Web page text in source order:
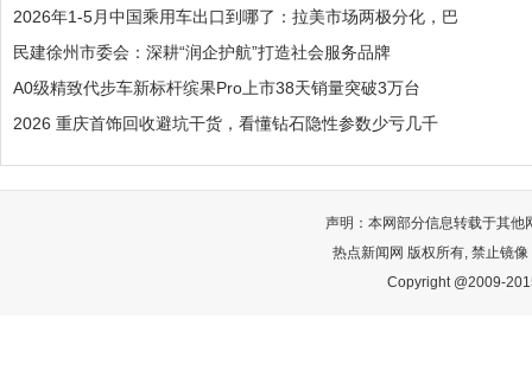
2026年1-5月中国乘用车出口到哪了：拉美市场两极分化，巴
民建徐州市委会：深耕“润企护航”打造社会服务品牌
A0级精致代步车新标杆缤果Pro上市38天销量突破3万台
2026 重庆首饰回收避坑干货，看懂钻石隐性参数少亏几千
声明：本网部分信息转载于其他
热点新闻网 版权所有, 禁止镜
Copyright @2009-